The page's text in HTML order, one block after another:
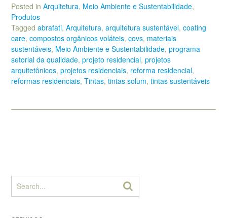
Posted in Arquitetura, Meio Ambiente e Sustentabilidade,
Produtos
Tagged abrafati, Arquitetura, arquitetura sustentável, coating
care, compostos orgânicos voláteis, covs, materiais
sustentáveis, Meio Ambiente e Sustentabilidade, programa
setorial da qualidade, projeto residencial, projetos
arquitetônicos, projetos residenciais, reforma residencial,
reformas residenciais, Tintas, tintas solum, tintas sustentáveis